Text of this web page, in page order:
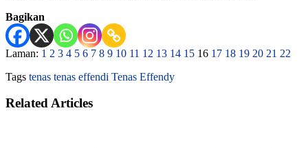
Bagikan
Laman: 1 2 3 4 5 6 7 8 9 10 11 12 13 14 15 16 17 18 19 20 21 22
Tags tenas tenas effendi Tenas Effendy
Related Articles